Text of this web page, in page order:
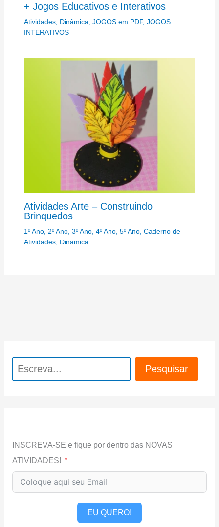
+ Jogos Educativos e Interativos
Atividades, Dinâmica JOGOS em PDF, JOGOS
INTERATIVOS
Atividades Arte – Construindo
Brinquedos
1º Ano, 2º Ano, 3º Ano, 4º Ano, 5º Ano, Caderno de
Atividades, Dinâmica
Pesquisar Pesquisar
INSCREVA-SE e fique por dentro das NOVAS
ATIVIDADES!
EU QUERO!